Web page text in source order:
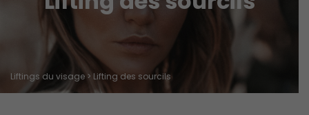
Liftings du visage > Lifting des sourcils